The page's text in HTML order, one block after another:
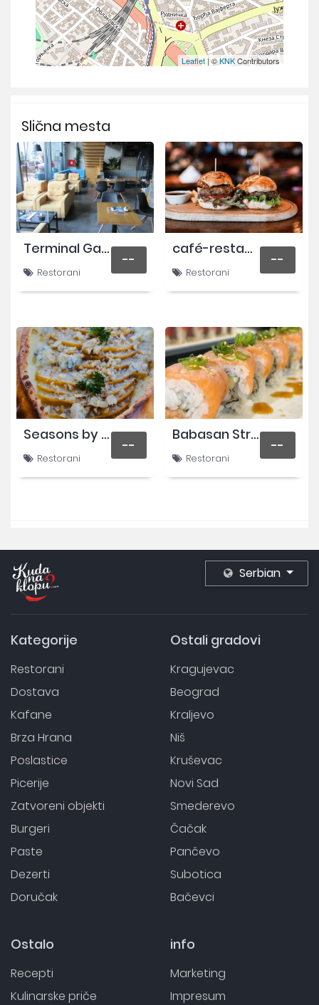
Leaflet | ©KNKContributors
Slična mesta
Terminal Gastro bar
Restorani
--
café-restaurant VOULEZ-VOUS ÉTAGE
Restorani
--
Seasons by Stories
Restorani
--
Babasan Streetfood
Restorani
--
Serbian
Kategorije
Restorani
Dostava
Kafane
Brza Hrana
Poslastice
Picerije
Zatvoreni objekti
Burgeri
Paste
Dezerti
Doručak
Ostali gradovi
Kragujevac
Beograd
Kraljevo
Niš
Kruševac
Novi Sad
Smederevo
Čačak
Pančevo
Subotica
Bačevci
Ostalo
Recepti
Kulinarske priče
info
Marketing
Impresum